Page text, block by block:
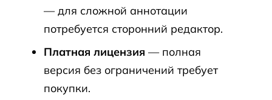
— для сложной аннотации
потребуется сторонний редактор.
Платная лицензия — полная
версия без ограничений требует
покупки.